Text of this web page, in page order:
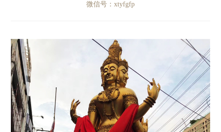
微信号：xtyfgfp